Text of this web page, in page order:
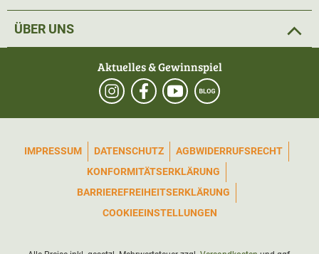
ÜBER UNS
Aktuelles & Gewinnspiel
IMPRESSUM DATENSCHUTZ AGBWIDERRUFSRECHT
KONFORMITÄTSERKLÄRUNG
BARRIEREFREIHEITSERKLÄRUNG
COOKIEEINSTELLUNGEN